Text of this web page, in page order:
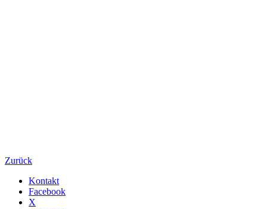
Zurück
Kontakt
Facebook
X